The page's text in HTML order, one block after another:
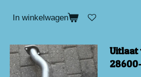
In winkelwagen
Uitlaat